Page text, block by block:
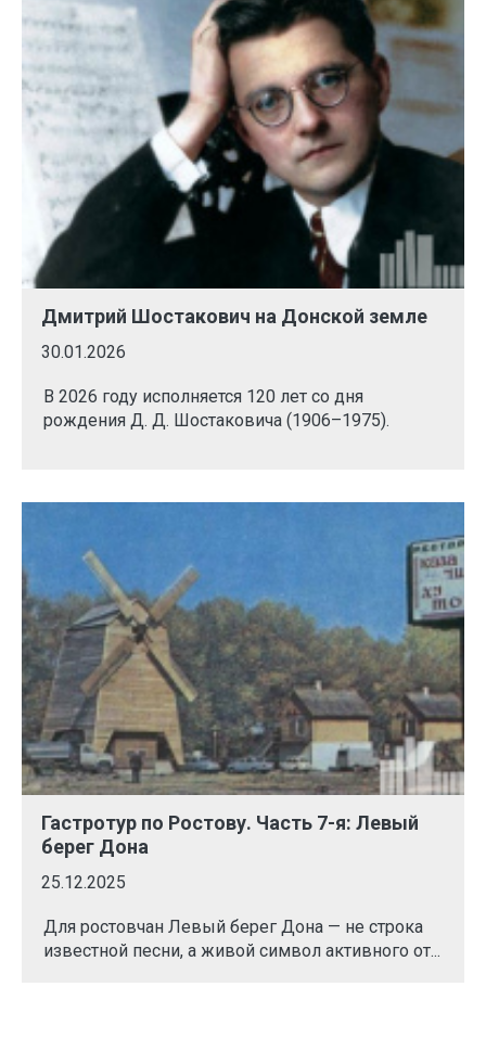
Дмитрий Шостакович на Донской земле
30.01.2026
В 2026 году исполняется 120 лет со дня
рождения Д. Д. Шостаковича (1906–1975).
Гастротур по Ростову. Часть 7-я: Левый
берег Дона
25.12.2025
Для ростовчан Левый берег Дона — не строка
известной песни, а живой символ активного от...